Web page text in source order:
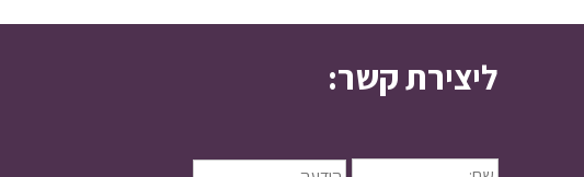
ליצירת קשר: